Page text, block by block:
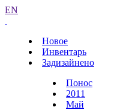
EN
Новое
Инвентарь
Задизайнено
Понос
2011
Май